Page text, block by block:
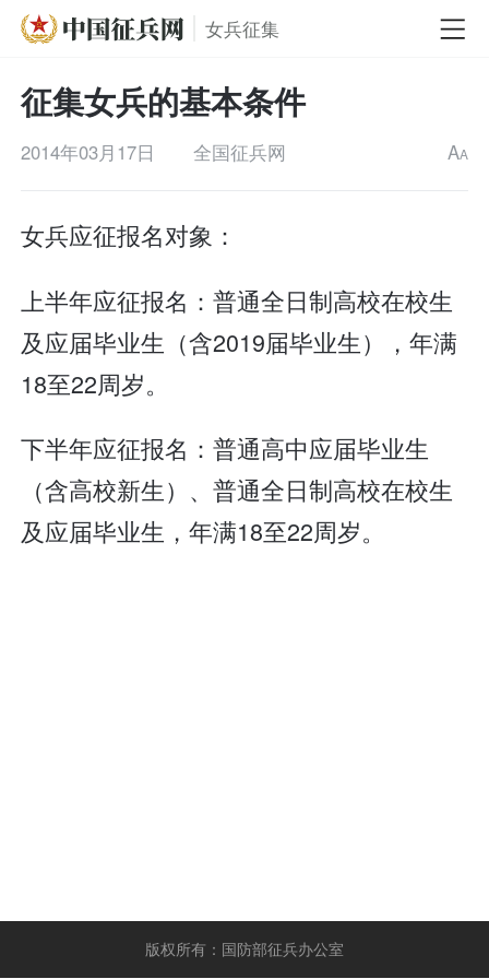
女兵征集
征集女兵的基本条件
2014年03月17日 全国征兵网 AA
女兵应征报名对象：
上半年应征报名：普通全日制高校在校生
及应届毕业生（含2019届毕业生），年满
18至22周岁。
下半年应征报名：普通高中应届毕业生
（含高校新生）、普通全日制高校在校生
及应届毕业生，年满18至22周岁。
版权所有：国防部征兵办公室